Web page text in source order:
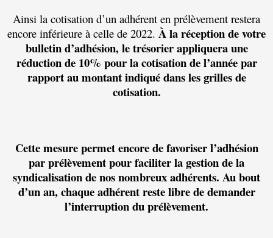
Ainsi la cotisation d’un adhérent en prélèvement restera
encore inférieure à celle de 2022. À la réception de votre
bulletin d’adhésion, le trésorier appliquera une
réduction de 10% pour la cotisation de l’année par
rapport au montant indiqué dans les grilles de
cotisation.
Cette mesure permet encore de favoriser l’adhésion
par prélèvement pour faciliter la gestion de la
syndicalisation de nos nombreux adhérents. Au bout
d’un an, chaque adhérent reste libre de demander
l’interruption du prélèvement.